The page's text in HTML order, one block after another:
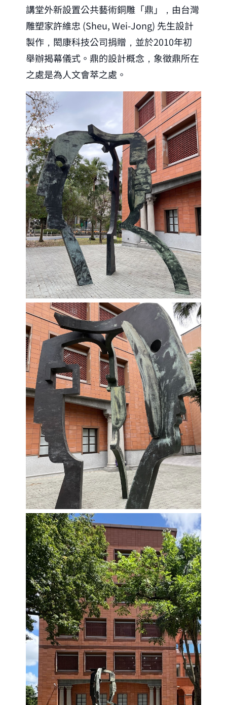
講堂外新設置公共藝術銅雕「鼎」，由台灣
雕塑家許維忠 (Sheu, Wei-Jong) 先生設計
製作，閎康科技公司捐贈，並於2010年初
舉辦揭幕儀式。鼎的設計概念，象徵鼎所在
之處是為人文會萃之處。